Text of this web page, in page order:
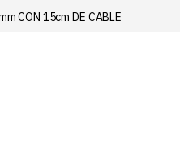
CON 15cm DE CABLE